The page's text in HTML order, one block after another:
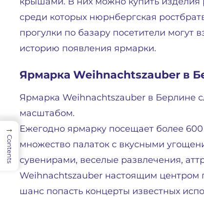
среди которых нюрнбергская
прогулки по базару посетители могут
историю появления ярмарки.
Ярмарка Weihnachtszauber в
Ярмарка Weihnachtszauber в Берлине
масштабом.
Ежегодно ярмарку посещает более
множество палаток с вкусными
сувенирами, веселые развлечения,
Weihnachtszauber настоящим центром
шанс попасть концерты известных
→
Contents